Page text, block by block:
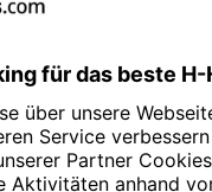
unser Team Ihnen einen
Sie sich bei uns im Hause
für dieses tolle Lob,
Weg
Besuch erneut in
aus Hannover, Ihr
Reputation Assistent West